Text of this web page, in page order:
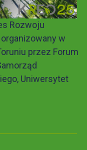
Rozwoju
w
przez Forum
Uniwersytet